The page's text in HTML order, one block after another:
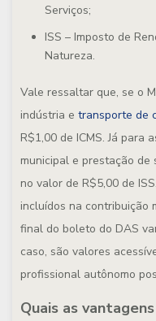
Serviços;
ISS – Imposto de
Natureza.
Vale ressaltar que, se o
indústria e transporte de
R$1,00 de ICMS. Já para
municipal e prestação de
no valor de R$5,00 de
incluídos na contribuição
final do boleto do DAS
caso, são valores
profissional autônomo
Quais as